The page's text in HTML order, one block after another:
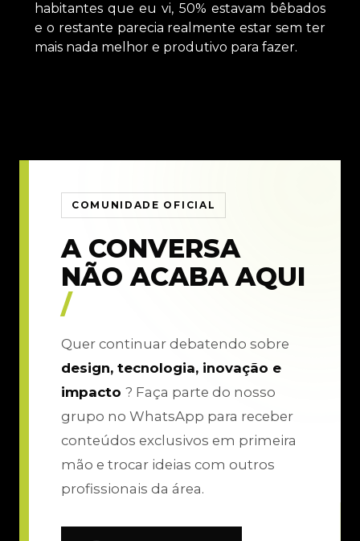
habitantes que eu vi, 50% estavam bêbados
e o restante parecia realmente estar sem ter
mais nada melhor e produtivo para fazer.
COMUNIDADE OFICIAL
A CONVERSA
NÃO ACABA AQUI
/
Quer continuar debatendo sobre
design, tecnologia, inovação e
impacto ? Faça parte do nosso
grupo no WhatsApp para receber
conteúdos exclusivos em primeira
mão e trocar ideias com outros
profissionais da área.